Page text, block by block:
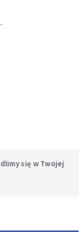
się w Twojej